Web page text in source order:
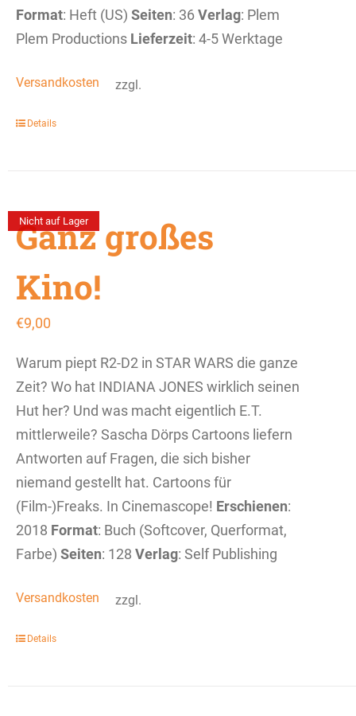
Format: Heft (US) Seiten: 36Verlag: Plem
Plem Productions Lieferzeit: 4-5 Werktage
zzgl.
Versandkosten
Details
Nicht auf Lager
Ganz großes
Kino!
€9,00
Warum piept R2-D2 in STAR WARS die ganze
Zeit? Wo hat INDIANA JONES wirklich seinen
Hut her? Und was macht eigentlich E.T.
mittlerweile? Sascha Dörps Cartoons liefern
Antworten auf Fragen, die sich bisher
niemand gestellt hat. Cartoons für
(Film-)Freaks. In Cinemascope! Erschienen:
2018 Format: Buch (Softcover, Querformat,
Farbe) Seiten: 128 Verlag: Self Publishing
zzgl.
Versandkosten
Details